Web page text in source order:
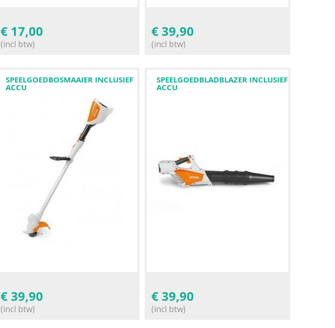
€ 17,00
(incl btw)
€ 39,90
(incl btw)
SPEELGOEDBOSMAAIER INCLUSIEF
ACCU
€ 39,90
(incl btw)
SPEELGOEDBLADBLAZER INCLUSIEF
ACCU
€ 39,90
(incl btw)